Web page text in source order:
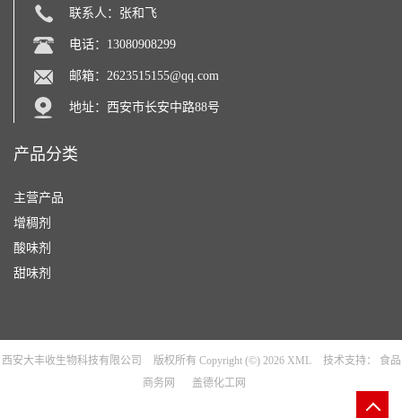
联系人：张和飞
电话：13080908299
邮箱： 2623515155@qq.com
地址：西安市长安中路88号
产品分类
主营产品
增稠剂
酸味剂
甜味剂
西安大丰收生物科技有限公司 版权所有 Copyright (©) 2026 XML 技术支持：
食品
商务网
盖德化工网